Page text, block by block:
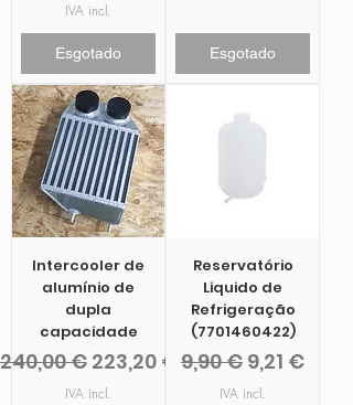
IVA incl.
Esgotado Esgotado
Intercooler de
alumínio de
dupla
capacidade
normal
240,00 € Preço promocional
223,20 €
IVA incl.
Reservatório
Liquido de
Refrigeração
(7701460422)
Preço normal
9,90 € Preço
9,21 €
IVA incl.